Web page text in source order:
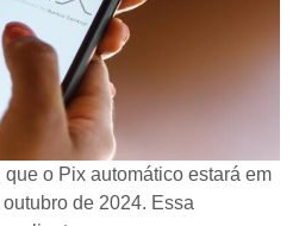
o Pix automático estará em
de 2024. Essa